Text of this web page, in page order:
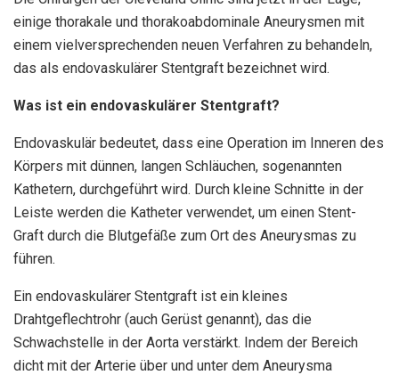
einige thorakale und thorakoabdominale Aneurysmen mit
einem vielversprechenden neuen Verfahren zu behandeln,
das als endovaskulärer Stentgraft bezeichnet wird.
Was ist ein endovaskulärer Stentgraft?
Endovaskulär bedeutet, dass eine Operation im Inneren des
Körpers mit dünnen, langen Schläuchen, sogenannten
Kathetern, durchgeführt wird. Durch kleine Schnitte in der
Leiste werden die Katheter verwendet, um einen Stent-
Graft durch die Blutgefäße zum Ort des Aneurysmas zu
führen.
Ein endovaskulärer Stentgraft ist ein kleines
Drahtgeflechtrohr (auch Gerüst genannt), das die
Schwachstelle in der Aorta verstärkt. Indem der Bereich
dicht mit der Arterie über und unter dem Aneurysma